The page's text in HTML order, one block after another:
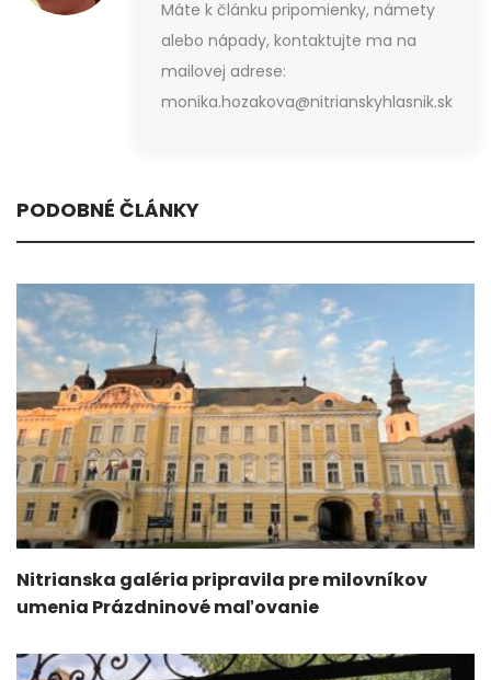
Máte k článku pripomienky, námety
alebo nápady, kontaktujte ma na
mailovej adrese:
monika.hozakova@nitrianskyhlasnik.sk
PODOBNÉ ČLÁNKY
Nitrianska galéria pripravila pre milovníkov
umenia Prázdninové maľovanie